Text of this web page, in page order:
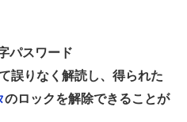
パスワード
誤りなく解読し、得られた
のロックを解除できることが